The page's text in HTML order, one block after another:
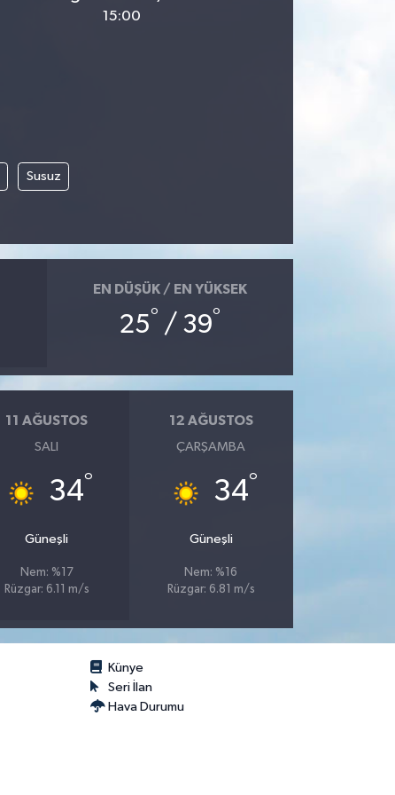
15:00
Susuz
EN DÜŞÜK / EN YÜKSEK
25° / 39°
11 AĞUSTOS
SALI
34°
Güneşli
Nem: %17
Rüzgar: 6.11 m/s
12 AĞUSTOS
ÇARŞAMBA
34°
Güneşli
Nem: %16
Rüzgar: 6.81 m/s
Künye
Seri İlan
Hava Durumu